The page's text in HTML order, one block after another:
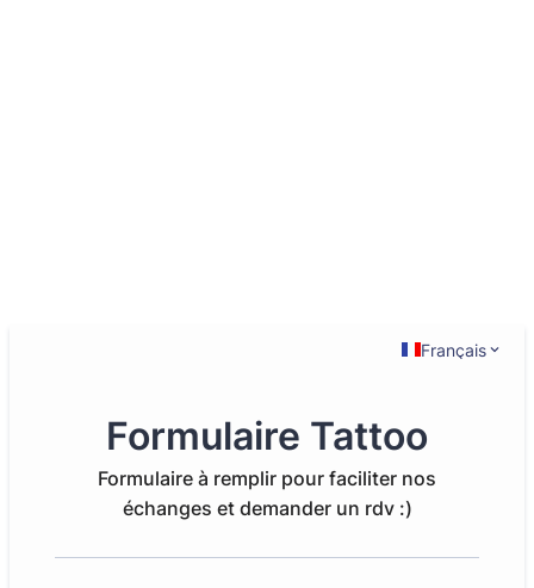
Français
Formulaire Tattoo
Formulaire à remplir pour faciliter nos
échanges et demander un rdv :)